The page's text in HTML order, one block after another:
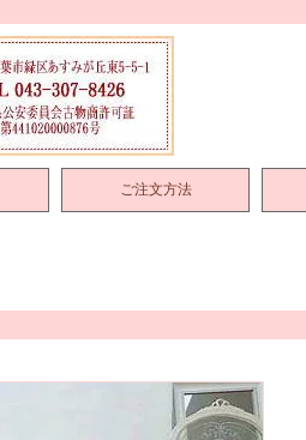
ご注文方法